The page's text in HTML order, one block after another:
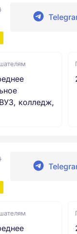
колледж,